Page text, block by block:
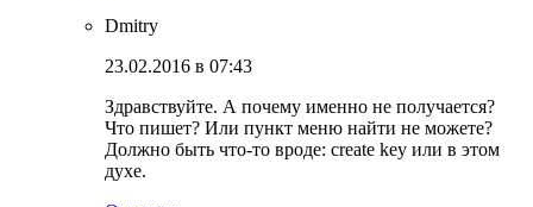
Dmitry
23.02.2016 в 07:43
Здравствуйте. А почему именно не получается?
Что пишет? Или пункт меню найти не можете?
Должно быть что-то вроде: create key или в этом
духе.